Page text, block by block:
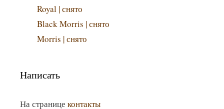
Royal | снято
Black Morris | снято
Morris | снято
Написать
На странице контакты